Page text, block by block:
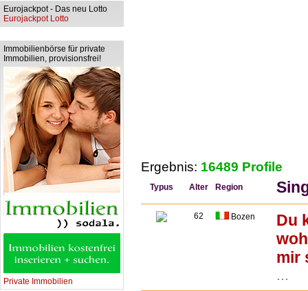
Eurojackpot - Das neu Lotto
Eurojackpot Lotto
Immobilienbörse für private
Immobilien, provisionsfrei!
Private Immobilien
Ergebnis: 16489 Profile
Typus Alter Region
62 Bozen
Du
mir
...